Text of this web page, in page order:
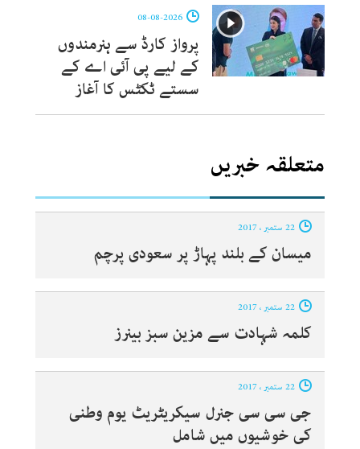
پرواز کارڈ سے ہنرمندوں
کے لیے پی آئی اے کے
سستے ٹکٹس کا آغاز
متعلقہ خبریں
میسان کے بلند پہاڑ پر سعودی پرچم
کلمہ شہادت سے مزین سبز بینرز
جی سی سی جنرل سیکریٹریٹ یوم وطنی
کی خوشیوں میں شامل